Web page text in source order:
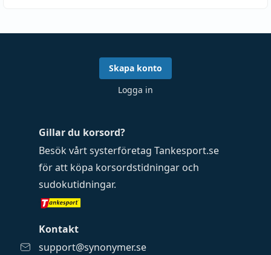
Gillar du korsord?
Besök vårt systerföretag Tankesport.se
för att köpa korsordstidningar och
sudokutidningar.
Kontakt
support@synonymer.se
Skapa konto
Logga in